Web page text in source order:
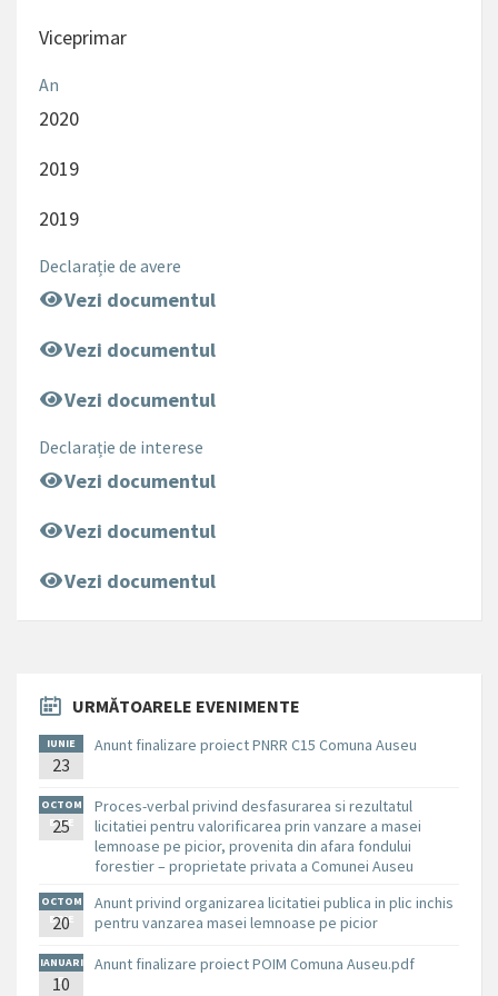
Viceprimar
An
2020
2019
2019
Declarație de avere
Vezi documentul
Vezi documentul
Vezi documentul
Declarație de interese
Vezi documentul
Vezi documentul
Vezi documentul
URMĂTOARELE EVENIMENTE
IUNIE
23
Anunt finalizare proiect PNRR C15 Comuna Auseu
OCTOM
BRIE
25
Proces-verbal privind desfasurarea si rezultatul
licitatiei pentru valorificarea prin vanzare a masei
lemnoase pe picior, provenita din afara fondului
forestier – proprietate privata a Comunei Auseu
OCTOM
BRIE
20
Anunt privind organizarea licitatiei publica in plic inchis
pentru vanzarea masei lemnoase pe picior
IANUARI
E
10
Anunt finalizare proiect POIM Comuna Auseu.pdf